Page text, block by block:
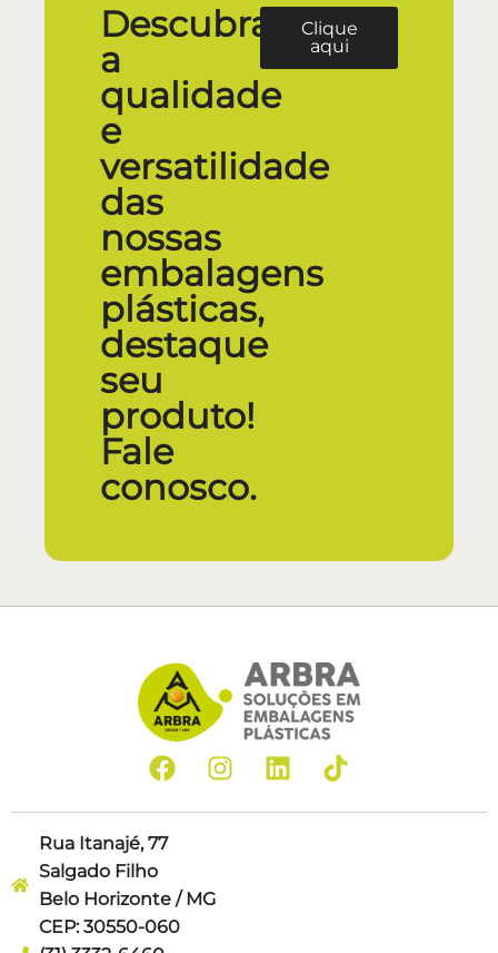
Descubra
a
qualidade
e
versatilidade
das
nossas
embalagens
plásticas,
destaque
seu
produto!
Fale
conosco.
Clique
aqui
Rua Itanajé, 77
Salgado Filho
Belo Horizonte / MG
CEP: 30550-060